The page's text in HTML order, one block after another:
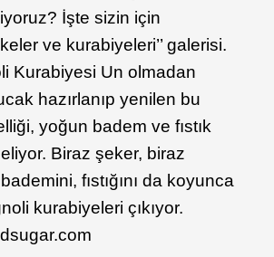
İşte sizin için
ve kurabiyeleri’’ galerisi.
Kurabiyesi Un olmadan
hazırlanıp yenilen bu
yoğun badem ve fıstık
Biraz şeker, biraz
fıstığını da koyunca
kurabiyeleri çıkıyor.